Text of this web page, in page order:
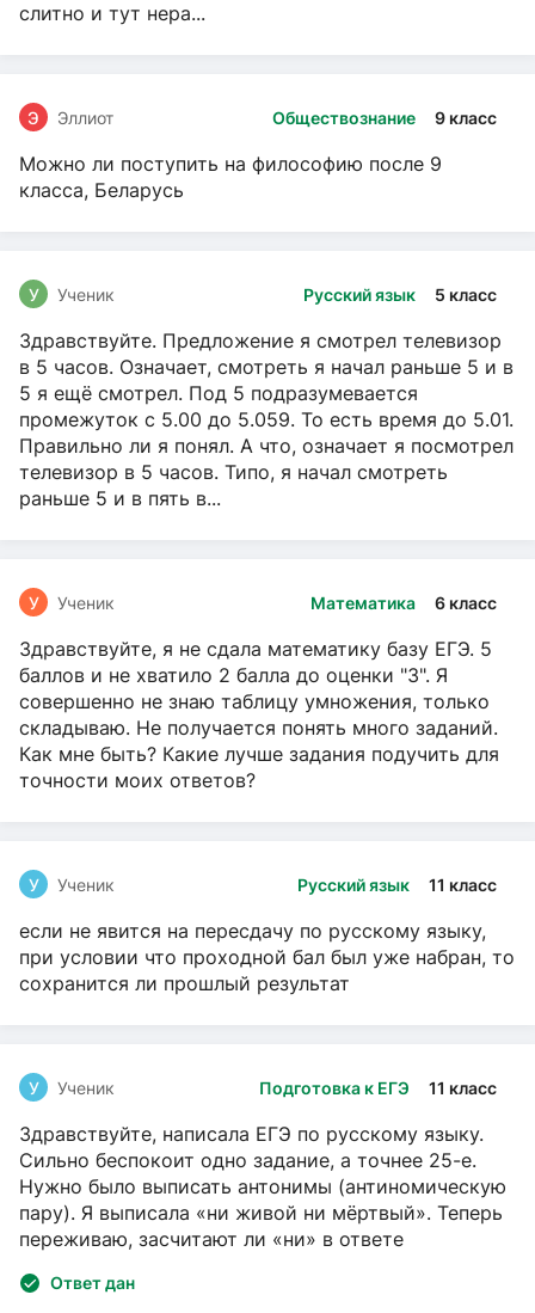
слитно и тут нера...
Обществознание 9 класс
Э Эллиот
Можно ли поступить на философию после 9
класса, Беларусь
Русский язык 5 класс
У Ученик
Здравствуйте. Предложение я смотрел телевизор
в 5 часов. Означает, смотреть я начал раньше 5 и в
5 я ещё смотрел. Под 5 подразумевается
промежуток с 5.00 до 5.059. То есть время до 5.01.
Правильно ли я понял. А что, означает я посмотрел
телевизор в 5 часов. Типо, я начал смотреть
раньше 5 и в пять в...
Математика 6 класс
У Ученик
Здравствуйте, я не сдала математику базу ЕГЭ. 5
баллов и не хватило 2 балла до оценки "3". Я
совершенно не знаю таблицу умножения, только
складываю. Не получается понять много заданий.
Как мне быть? Какие лучше задания подучить для
точности моих ответов?
Русский язык 11 класс
У Ученик
если не явится на пересдачу по русскому языку,
при условии что проходной бал был уже набран, то
сохранится ли прошлый результат
Подготовка к ЕГЭ 11 класс
У Ученик
Здравствуйте, написала ЕГЭ по русскому языку.
Сильно беспокоит одно задание, а точнее 25-е.
Нужно было выписать антонимы (антиномическую
пару). Я выписала «ни живой ни мёртвый». Теперь
переживаю, засчитают ли «ни» в ответе
Ответ дан